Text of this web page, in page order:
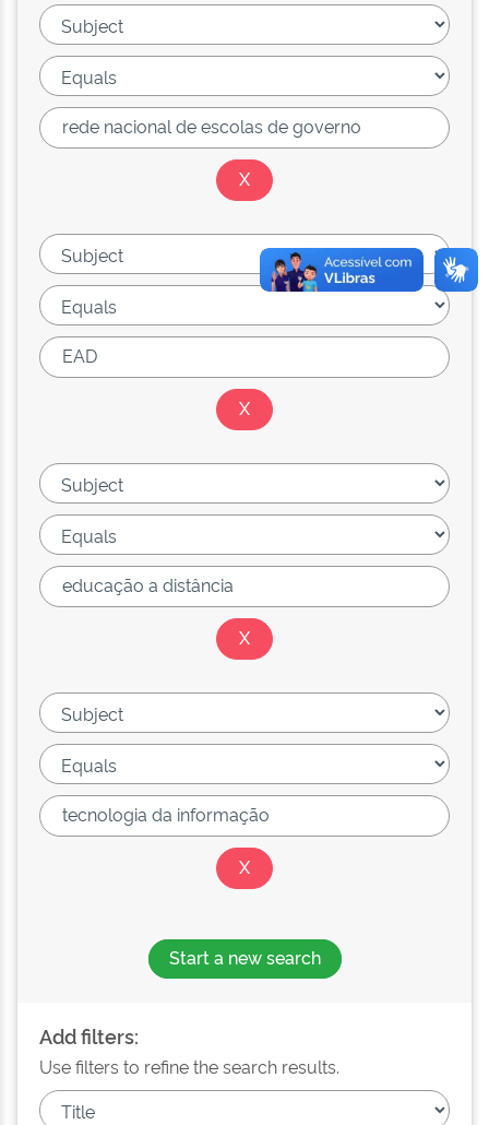
Start a new search
Add filters:
Use filters to refine the search results.